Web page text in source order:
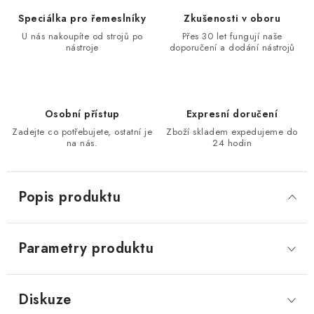
NÁSTROJE PRO FRÉZOVÁNÍ
NÁSTROJE PRO ŘEZÁNÍ KOVU
KONTAKTY
Speciálka pro řemeslníky
U nás nakoupíte od strojů po
nástroje
Zkušenosti v oboru
Přes 30 let fungují naše
doporučení a dodání nástrojů
Osobní přístup
Zadejte co potřebujete, ostatní je
na nás.
Expresní doručení
Zboží skladem expedujeme do
24 hodin
Popis produktu
Parametry produktu
Diskuze